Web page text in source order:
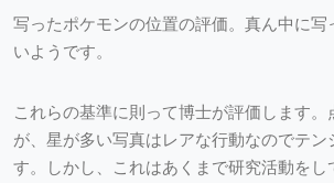
写ったポケモンの位置の評価。真ん中に写
いようです。
これらの基準に則って博士が評価します。
が、星が多い写真はレアな行動なのでテン
す。しかし、これはあくまで研究活動をし